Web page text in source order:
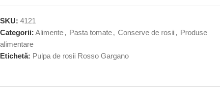
SKU: 4121
Categorii: Alimente, Pasta tomate, Conserve de rosii, Produse
alimentare
Etichetă: Pulpa de rosii Rosso Gargano